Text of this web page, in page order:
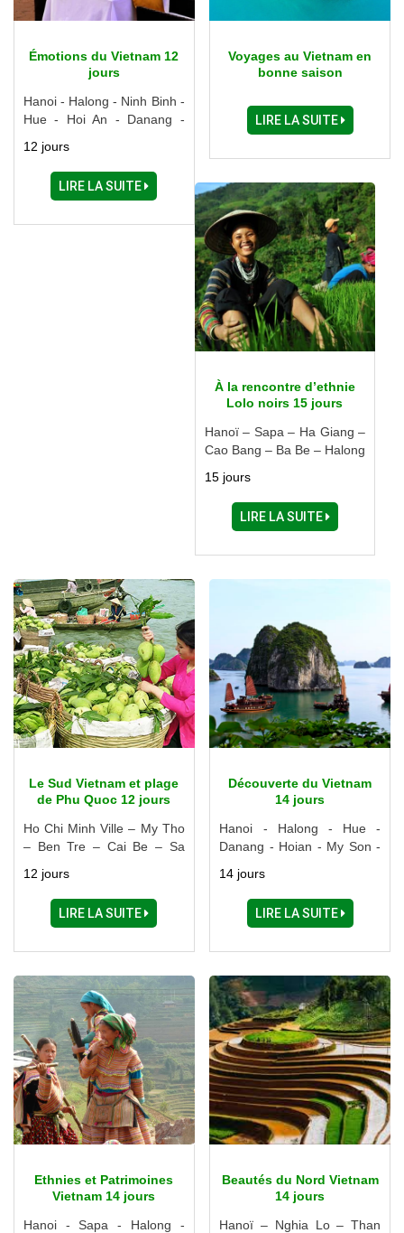
Émotions du Vietnam 12
jours
Hanoi - Halong - Ninh Binh -
Hue - Hoi An - Danang -
12 jours
LIRE LA SUITE
Voyages au Vietnam en
bonne saison
LIRE LA SUITE
À la rencontre d’ethnie
Lolo noirs 15 jours
Hanoï – Sapa – Ha Giang –
Cao Bang – Ba Be – Halong
15 jours
LIRE LA SUITE
Découverte du Vietnam
14 jours
Hanoi - Halong - Hue -
Danang - Hoian - My Son -
ville - My Tho - Can Tho
14 jours
LIRE LA SUITE
Le Sud Vietnam et plage
de Phu Quoc 12 jours
Ho Chi Minh Ville – My Tho
– Ben Tre – Cai Be – Sa
Xuyen – Can Tho – Rach
Gia – Phu Quoc
12 jours
LIRE LA SUITE
Beautés du Nord Vietnam
14 jours
Hanoï – Nghia Lo – Than
Ethnies et Patrimoines
Vietnam 14 jours
Hanoi - Sapa - Halong -